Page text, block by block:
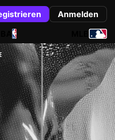
Anmelden
NBA